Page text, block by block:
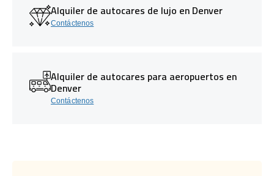
Alquiler de autocares de lujo en Denver
Contáctenos
Alquiler de autocares para aeropuertos en
Denver
Contáctenos